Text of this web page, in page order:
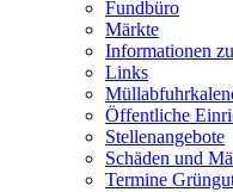
Fundbüro
Märkte
Informationen
Links
Öffentliche
Stellenangebote
Schäden und
Termine